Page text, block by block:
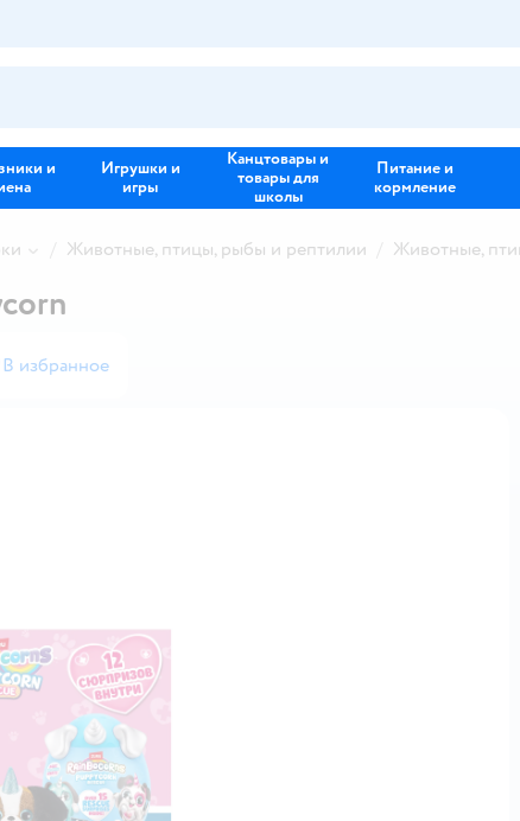
и
Игрушки и
игры
Канцтовары и
товары для
школы
Питание и
кормление
Животные, птицы, рыбы и рептилии Животные,
В избранное